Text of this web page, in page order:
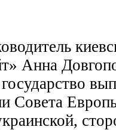
Анна
Совета